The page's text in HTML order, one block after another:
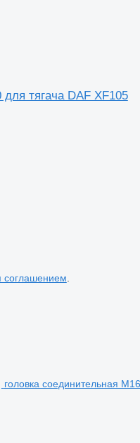
тягача DAF XF105
соглашением
головка соединительная